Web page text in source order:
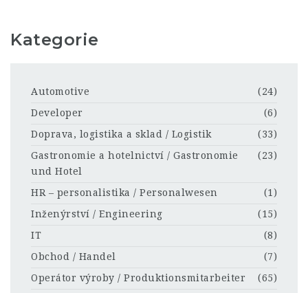
Kategorie
Automotive
(24)
Developer
(6)
Doprava, logistika a sklad / Logistik
(33)
Gastronomie a hotelnictví / Gastronomie
und Hotel
(23)
HR – personalistika / Personalwesen
(1)
Inženýrství / Engineering
(15)
IT
(8)
Obchod / Handel
(7)
Operátor výroby / Produktionsmitarbeiter
(65)